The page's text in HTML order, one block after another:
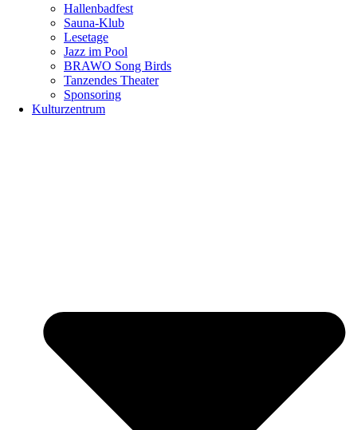
Hallenbadfest
Sauna-Klub
Lesetage
Jazz im Pool
BRAWO Song Birds
Tanzendes Theater
Sponsoring
Kulturzentrum